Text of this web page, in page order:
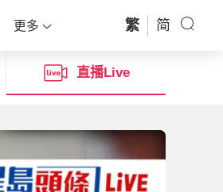
更多 繁 简
直播Live